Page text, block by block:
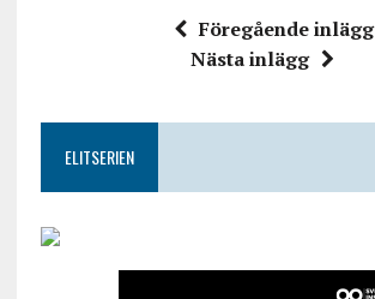
Föregående inlägg
Nästa inlägg
ELITSERIEN